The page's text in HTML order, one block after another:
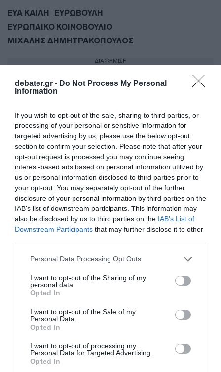
debater.gr - Do Not Process My Personal
Information
If you wish to opt-out of the sale, sharing to third parties, or
processing of your personal or sensitive information for
targeted advertising by us, please use the below opt-out
section to confirm your selection. Please note that after your
opt-out request is processed you may continue seeing
interest-based ads based on personal information utilized by
us or personal information disclosed to third parties prior to
your opt-out. You may separately opt-out of the further
disclosure of your personal information by third parties on the
IAB’s list of downstream participants. This information may
also be disclosed by us to third parties on the IAB’s List of
Downstream Participants that may further disclose it to other
Please note that this website/app uses one or more Google
not limited to your visit or usage behaviour. You may click to
grant or deny consent to Google and its third-party tags to
use your data for below specified purposes in below Google
consent section.
Personal Data Processing Opt Outs
I want to opt-out of the Sharing of my
personal data.
Opted In
I want to opt-out of the Sale of my
Personal Data.
Opted In
I want to opt-out of processing my
Personal Data for Targeted Advertising.
Opted In
ΕΥΑ ΚΑΙΛΗ
ΕΥΡΩΒΟΥΛΗ
ΕΥΡΩΠΑΙΚΟ ΚΟΙΝΟΒΟΥΛΙΟ
ΜΙΧΑΛΗΣ ΔΗΜΗΤΡΑΚΟΠΟΥΛΟΣ
ΔΙΑΦΗΜΙΣΗ
ΣΧΟΛΙΑ